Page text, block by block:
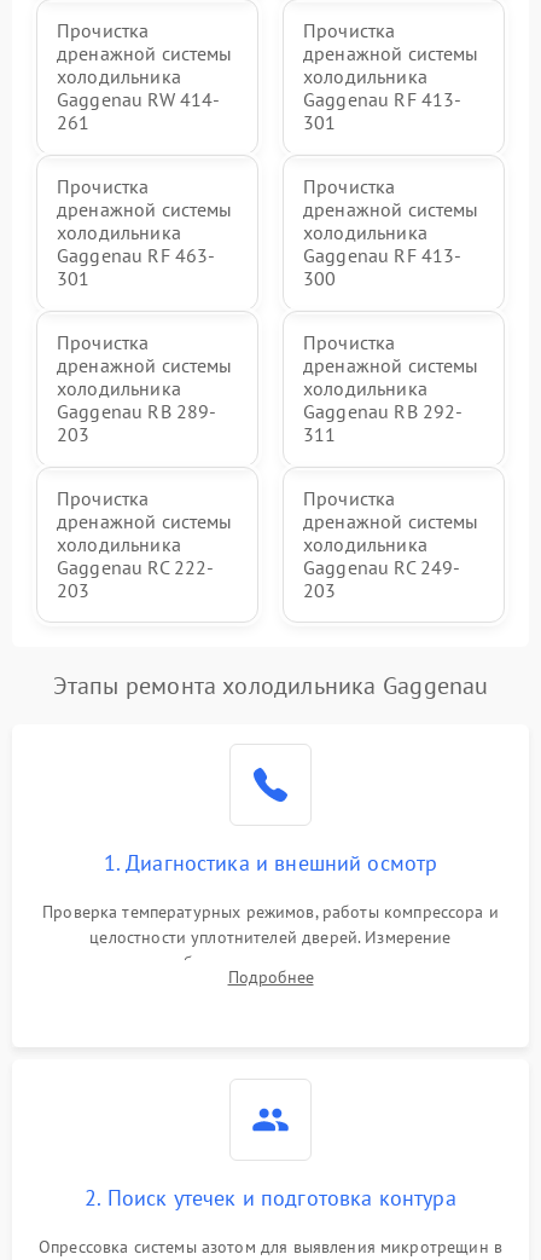
Прочистка
дренажной системы
холодильника
Gaggenau RW 414-
261
Прочистка
дренажной системы
холодильника
Gaggenau RF 413-
301
Прочистка
дренажной системы
холодильника
Gaggenau RF 463-
301
Прочистка
дренажной системы
холодильника
Gaggenau RF 413-
300
Прочистка
дренажной системы
холодильника
Gaggenau RB 289-
203
Прочистка
дренажной системы
холодильника
Gaggenau RB 292-
311
Прочистка
дренажной системы
холодильника
Gaggenau RC 222-
203
Прочистка
дренажной системы
холодильника
Gaggenau RC 249-
203
Этапы ремонта холодильника Gaggenau
1. Диагностика и внешний осмотр
Проверка температурных режимов, работы компрессора и
целостности уплотнителей дверей. Измерение
сопротивления обмоток мотора, проверка термостата и
считывание кодов ошибок с электронного дисплея.
Подробнее
2. Поиск утечек и подготовка контура
Опрессовка системы азотом для выявления микротрещин в